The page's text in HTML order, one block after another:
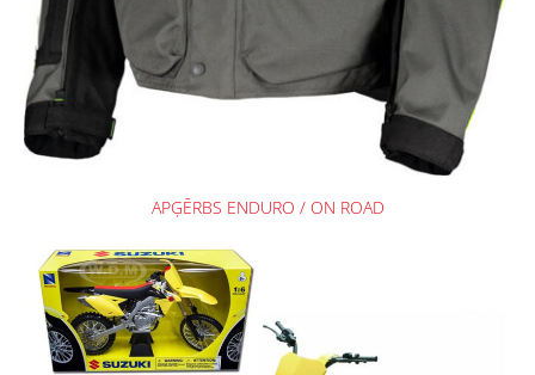
APĢĒRBS ENDURO / ON ROAD